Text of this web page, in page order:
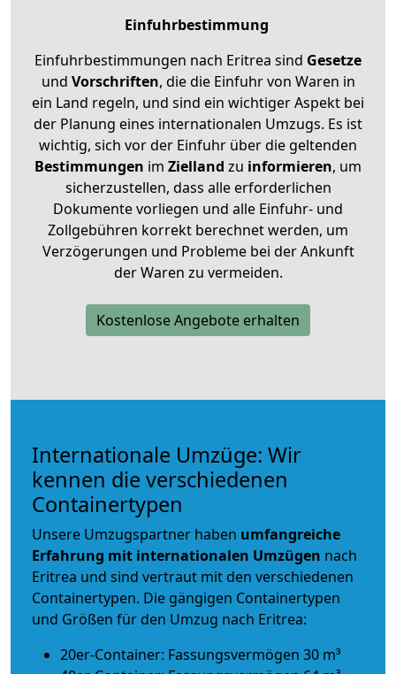
Einfuhrbestimmung
Einfuhrbestimmungen nach Eritrea sind Gesetze
und Vorschriften, die die Einfuhr von Waren in
ein Land regeln, und sind ein wichtiger Aspekt bei
der Planung eines internationalen Umzugs. Es ist
wichtig, sich vor der Einfuhr über die geltenden
Bestimmungen im Zielland zu informieren, um
sicherzustellen, dass alle erforderlichen
Dokumente vorliegen und alle Einfuhr- und
Zollgebühren korrekt berechnet werden, um
Verzögerungen und Probleme bei der Ankunft
der Waren zu vermeiden.
Kostenlose Angebote erhalten
Internationale Umzüge: Wir
kennen die verschiedenen
Containertypen
Unsere Umzugspartner haben umfangreiche
Erfahrung mit internationalen Umzügen nach
Eritrea und sind vertraut mit den verschiedenen
Containertypen. Die gängigen Containertypen
und Größen für den Umzug nach Eritrea:
20er-Container: Fassungsvermögen 30 m³